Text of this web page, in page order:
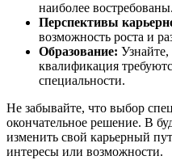
наиболее востребованы.
Перспективы
возможность роста и
Образование: Узнайте,
квалификация
специальности.
Не забывайте, что выбор
окончательное решение. В
изменить свой карьерный
интересы или возможности.